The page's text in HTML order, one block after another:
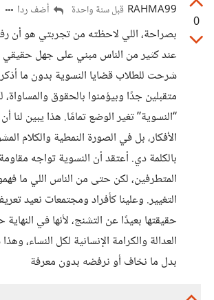
0
RAHMA99 قبل سنة واحدة أضف ردا
بصراحة، اللي لاحظته من تجربتي هو أن
عند كثير من الناس مبني على جهل حقيقي
شرحت للطلاب قضايا النسوية بدون ما أذكر
متقبلين جدًا وبيؤمنوا بالحقوق
“النسوية” تغير الوضع تمامًا. هذا يبين
الأفكار، بل في الصورة النمطية والكلام
بالكلمة دي. أعتقد أن النسوية تواجه
المتطرفين، لكن حتى من الناس اللي ما
التغيير. وعلينا كأفراد ومجتمعات نعيد
حقيقتها بعيدًا عن التشنج، لأنها في
العدالة والكرامة الإنسانية لكل النساء،
بدل ما نخاف أو نرفضه بدون معرفة